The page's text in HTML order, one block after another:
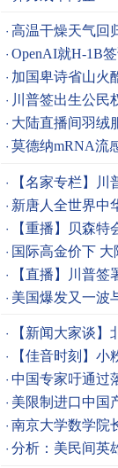
高温干燥天气回
OpenAI就H-1B
加国卑诗省山火
图川普签出生公民
大陆直播间羽绒
莫德纳mRNA流
【名家专栏】
新唐人全世界中
【重播】贝森
国际高金价下
【直播】川普
美国爆发又一波
【新闻大家谈
【佳音时刻】
中国专家吁通过
美限制进口中国
南京大学数学院
分析：美民间英